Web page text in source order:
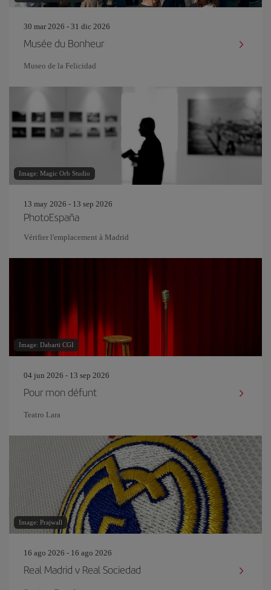
30 mar 2026 - 31 dic 2026
Musée du Bonheur
Museo de la Felicidad
Image: Magic Orb Studio
13 may 2026 - 13 sep 2026
PhotoEspaña
Vérifier l'emplacement à Madrid
Image: Dabarti CGI
04 jun 2026 - 13 sep 2026
Pour mon défunt
Teatro Lara
Image: Prajwall
16 ago 2026 - 16 ago 2026
Real Madrid v Real Sociedad